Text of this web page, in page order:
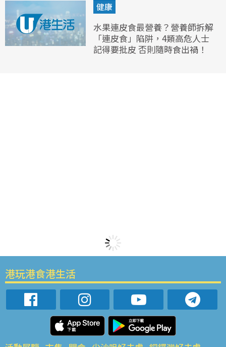
健康
水果連皮食最營養？營養師拆解
「連皮食」陷阱，4類高危人士
記得要批皮 否則隨時食出禍！
港玩港食港生活